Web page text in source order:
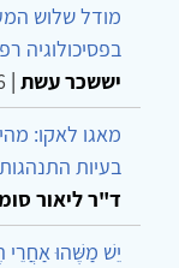
מודל שלוש
בפסיכולוגיה
יששכר עשת |
מאגו לאקו:
בעיות התנהגות
ד"ר ליאור
יֵשׁ מַשֶּׁהוּ